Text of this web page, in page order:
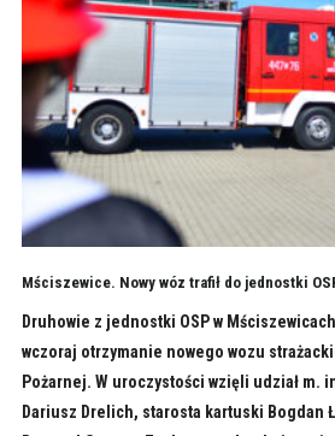
Mściszewice. Nowy wóz trafił do jednostki
Druhowie z jednostki OSP w
wczoraj otrzymanie nowego wozu
Pożarnej. W uroczystości wzięli udział m.
Dariusz Drelich, starosta kartuski Bogdan